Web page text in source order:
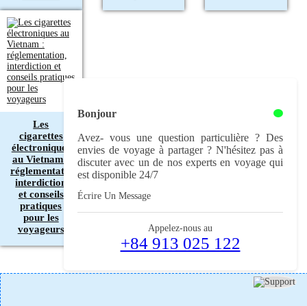
Les
cigarettes
électroniques
au Vietnam :
réglementation,
interdiction
et conseils
pratiques
pour les
voyageurs
Bonjour
Avez- vous une question particulière ? Des
envies de voyage à partager ? N'hésitez pas à
discuter avec un de nos experts en voyage qui
est disponible 24/7
Écrire Un Message
Appelez-nous au
+84 913 025 122